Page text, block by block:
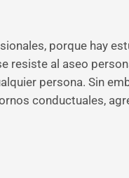
porque hay
resiste al aseo
persona. Sin
conductuales,